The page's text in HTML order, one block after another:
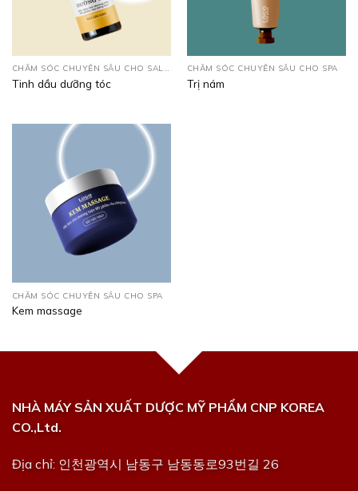
CHĂM SÓC CHUYÊN SÂU CHO SALON
Tinh dầu dưỡng tóc
CHĂM SÓC CHUYÊN SÂU CHO SPA
Trị nám
CHĂM SÓC CHUYÊN SÂU CHO SPA
Kem massage
NHÀ MÁY SẢN XUẤT DƯỢC MỸ PHẨM CNP KOREA
CO.,Ltd.
Địa chỉ: 인천광역시 남동구 남동동로93번길 26